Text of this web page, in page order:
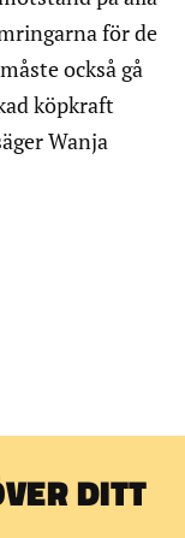
för de
också gå
köpkraft
Wanja
DITT